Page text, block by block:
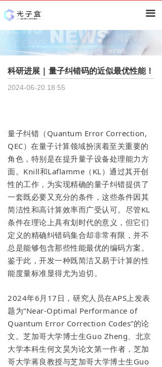
끀
首页
深度
ꀂ 技术分析
ꀂ 量子计算
ꀂ 量子通信&安全
量子精密测量
其他
关于我们
量子纠错（Quantum Error Correction,
QEC）在量子计算领域扮演着至关重要的
角色，特别是在提升量子设备处理能力方
面。Knill和Laflamme（KL）通过其开创
性的工作，为实现精确的量子纠错提供了
一套既必要又充分的条件，这些条件因其
简洁性和高计算效率而广受认可。尽管KL
条件在理论上具有划时代的意义，但它们
定义的精确纠错码集合却非常有限，并不
总是能够包含那些性能最优的编码方案。
鉴于此，开发一种既简洁又易于计算的性
能度量标准显得尤为迫切。
2024年6月17日，研究人员在APS上发表
题为“Near-Optimal Performance of
Quantum Error Correction Codes”的论
文。芝加哥大学博士生Guo Zheng、北京
大学本科生何文昊为论文第一作者，芝加
哥大学蒋良教授与芝加哥大学博士生Guo
科研进展 | 量子纠错码的近似最优性能！
2024-06-20 18:55